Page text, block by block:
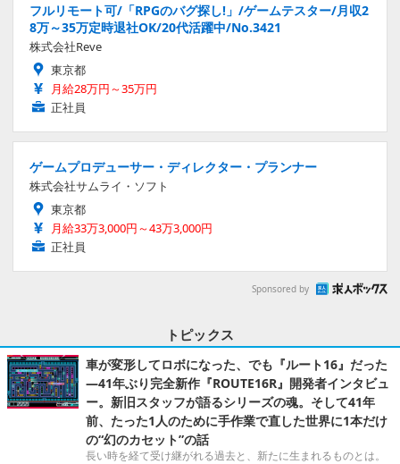
フルリモート可/「RPGのバグ探し!」/ゲームテスター/月収2
8万～35万定時退社OK/20代活躍中/No.3421
株式会社Reve
東京都
月給28万円～35万円
正社員
ゲームプロデューサー・ディレクター・プランナー
株式会社サムライ・ソフト
東京都
月給33万3,000円～43万3,000円
正社員
Sponsored by
トピックス
車が変形してロボになった、でも『ルート16』だった
―41年ぶり完全新作『ROUTE16R』開発者インタビュ
ー。新旧スタッフが語るシリーズの魂。そして41年
前、たった1人のために手作業で直した世界に1本だけ
の“幻のカセット”の話
長い時を経て受け継がれる過去と、新たに生まれるものとは。